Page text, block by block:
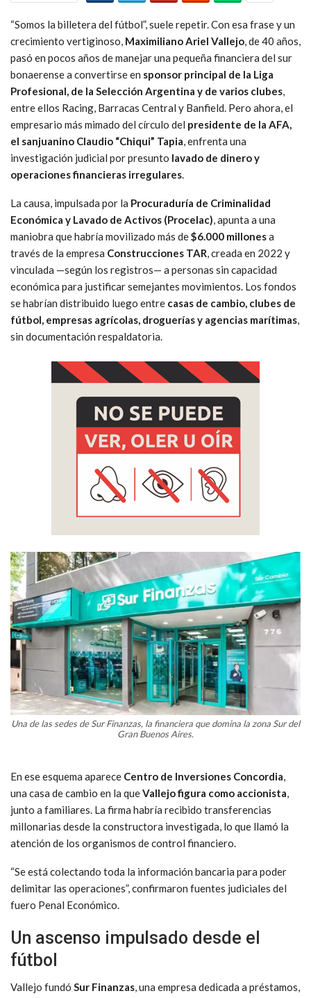
“Somos la billetera del fútbol”, suele repetir. Con esa frase y un
crecimiento vertiginoso, Maximiliano Ariel Vallejo, de 40 años,
pasó en pocos años de manejar una pequeña financiera del sur
bonaerense a convertirse en sponsor principal de la Liga
Profesional, de la Selección Argentina y de varios clubes,
entre ellos Racing, Barracas Central y Banfield. Pero ahora, el
empresario más mimado del círculo del presidente de la AFA,
el sanjuanino Claudio “Chiqui” Tapia, enfrenta una
investigación judicial por presunto lavado de dinero y
operaciones financieras irregulares.
La causa, impulsada por la Procuraduría de Criminalidad
Económica y Lavado de Activos (Procelac), apunta a una
maniobra que habría movilizado más de$6.000 millonesa
través de la empresa Construcciones TAR, creada en 2022 y
vinculada —según los registros— a personas sin capacidad
económica para justificar semejantes movimientos. Los fondos
se habrían distribuido luego entre casas de cambio, clubes de
fútbol, empresas agrícolas, droguerías y agencias marítimas,
sin documentación respaldatoria.
Una de las sedes de Sur Finanzas, la financiera que domina la zona Sur del
Gran Buenos Aires.
En ese esquema aparece Centro de Inversiones Concordia,
una casa de cambio en la queVallejo figura como accionista,
junto a familiares. La firma habría recibido transferencias
millonarias desde la constructora investigada, lo que llamó la
atención de los organismos de control financiero.
“Se está colectando toda la información bancaria para poder
delimitar las operaciones”, confirmaron fuentes judiciales del
fuero Penal Económico.
Un ascenso impulsado desde el
fútbol
Vallejo fundó Sur Finanzas, una empresa dedicada a préstamos,